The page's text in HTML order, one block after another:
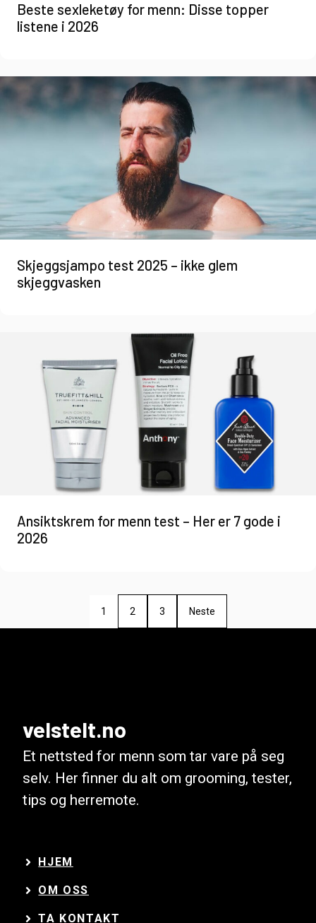
Beste sexleketøy for menn: Disse topper
listene i 2026
Skjeggsjampo test 2025 – ikke glem
skjeggvasken
Ansiktskrem for menn test – Her er 7 gode i
2026
1 2 3 Neste
velstelt.no
Et nettsted for menn som tar vare på seg
selv. Her finner du alt om grooming, tester,
tips og herremote.
HJEM
OM OSS
TA KONTAKT